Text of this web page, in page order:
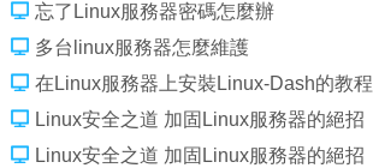
忘了Linux服務器密碼怎麼辦
多台linux服務器怎麼維護
在Linux服務器上安裝Linux-Dash的教程
Linux安全之道 加固Linux服務器的絕招
Linux安全之道 加固Linux服務器的絕招